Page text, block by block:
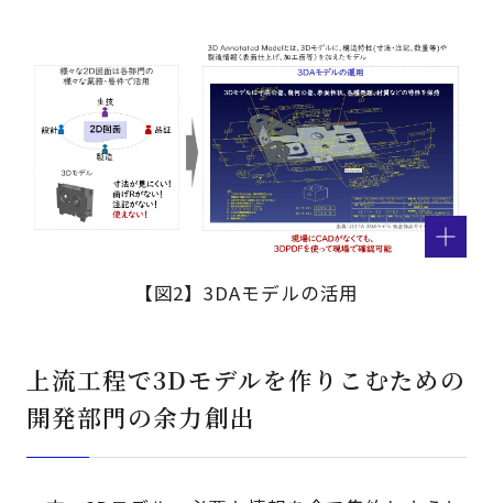
【図2】3DAモデルの活用
上流工程で3Dモデルを作りこむための
開発部門の余力創出